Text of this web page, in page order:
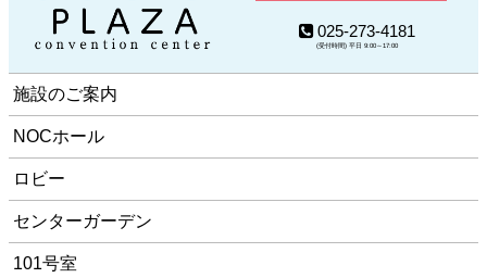
025-273-4181
(受付時間) 平日 9:00～17:00
施設のご案内
NOCホール
ロビー
センターガーデン
101号室